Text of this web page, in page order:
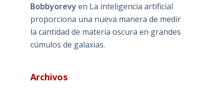
Bobbyorevy en La inteligencia artificial
proporciona una nueva manera de medir
la cantidad de materia oscura en grandes
cúmulos de galaxias.
Archivos